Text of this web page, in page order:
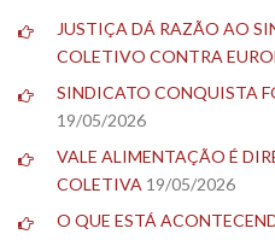
JUSTIÇA DÁ RAZÃO AO
COLETIVO CONTRA
SINDICATO CONQUISTA
19/05/2026
VALE ALIMENTAÇÃO É
COLETIVA 19/05/2026
O QUE ESTÁ